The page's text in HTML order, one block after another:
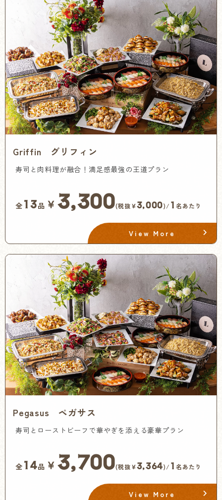
Griffin グリフィン
寿司と肉料理が融合！満足感最強の王道プラン
全 13品 ￥3,300(税抜¥3,000)/ 1 名あたり
View More
Pegasus ペガサス
寿司とローストビーフで華やぎを添える豪華プラン
全 14品 ￥3,700(税抜¥3,364)/ 1 名あたり
View More